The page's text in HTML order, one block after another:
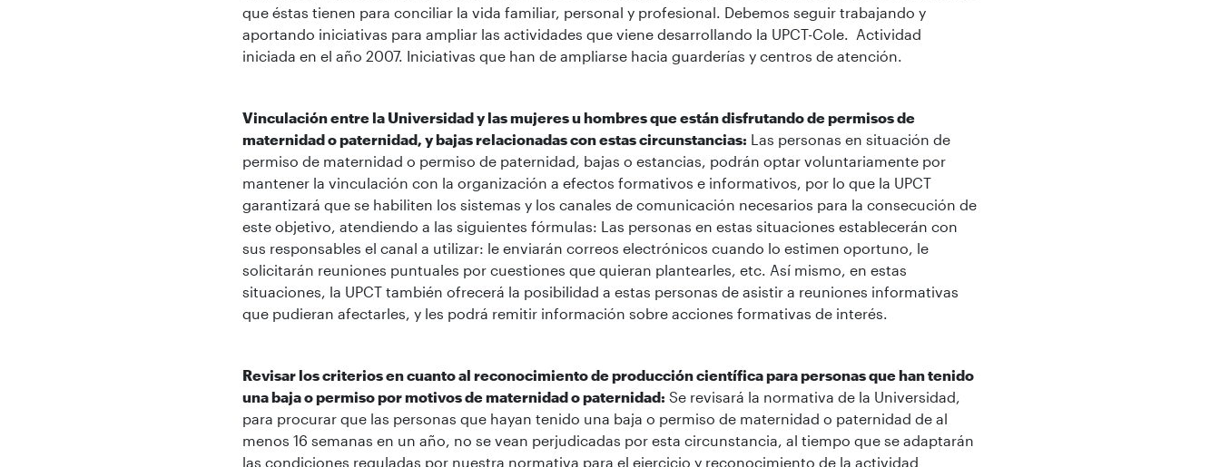
que éstas tienen para conciliar la vida familiar, personal y profesional. Debemos seguir trabajando y
aportando iniciativas para ampliar las actividades que viene desarrollando la UPCT-Cole. Actividad
iniciada en el año 2007. Iniciativas que han de ampliarse hacia guarderías y centros de atención.
Vinculación entre la Universidad y las mujeres u hombres que están disfrutando de permisos de
maternidad o paternidad, y bajas relacionadas con estas circunstancias: Las personas en situación de
permiso de maternidad o permiso de paternidad, bajas o estancias, podrán optar voluntariamente por
mantener la vinculación con la organización a efectos formativos e informativos, por lo que la UPCT
garantizará que se habiliten los sistemas y los canales de comunicación necesarios para la consecución de
este objetivo, atendiendo a las siguientes fórmulas: Las personas en estas situaciones establecerán con
sus responsables el canal a utilizar: le enviarán correos electrónicos cuando lo estimen oportuno, le
solicitarán reuniones puntuales por cuestiones que quieran plantearles, etc. Así mismo, en estas
situaciones, la UPCT también ofrecerá la posibilidad a estas personas de asistir a reuniones informativas
que pudieran afectarles, y les podrá remitir información sobre acciones formativas de interés.
Revisar los criterios en cuanto al reconocimiento de producción científica para personas que han tenido
una baja o permiso por motivos de maternidad o paternidad: Se revisará la normativa de la Universidad,
para procurar que las personas que hayan tenido una baja o permiso de maternidad o paternidad de al
menos 16 semanas en un año, no se vean perjudicadas por esta circunstancia, al tiempo que se adaptarán
las condiciones reguladas por nuestra normativa para el ejercicio y reconocimiento de la actividad